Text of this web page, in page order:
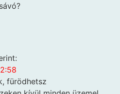
fürödhetsz